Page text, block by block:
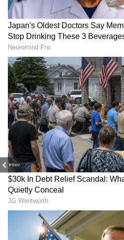
PREV
మూవీగా మెప్పించింది. ఆ తర్వాత
సినిమాలన్నీ బాక్సాఫీసు వద్ద
క్యారెక్టర్స్ వైపు కూడా టర్న్
నటించిన `ఎక్స్ టార్డినరీ మ్యాన్‌`
నటించిన విషయం తెలిసిందే.
మళ్లీ గ్యాప్‌ తీసుకున్నారు.